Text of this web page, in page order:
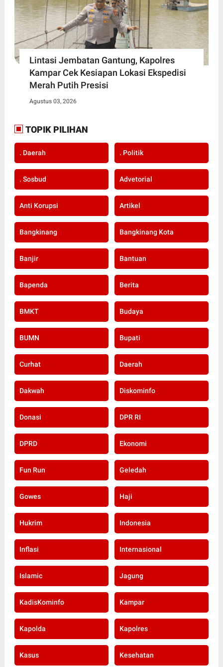
Lintasi Jembatan Gantung, Kapolres
Kampar Cek Kesiapan Lokasi Ekspedisi
Merah Putih Presisi
Agustus 03, 2026
TOPIK PILIHAN
. Daerah . Politik
. Sosbud Advetorial
Anti Korupsi Artikel
Bangkinang Bangkinang Kota
Banjir Bantuan
Bapenda Berita
BMKT Budaya
BUMN Bupati
Curhat Daerah
Dakwah Diskominfo
Donasi DPR RI
DPRD Ekonomi
Fun Run Geledah
Gowes Haji
Hukrim Indonesia
Inflasi Internasional
Islamic Jagung
KadisKominfo Kampar
Kapolda Kapolres
Kasus Kesehatan